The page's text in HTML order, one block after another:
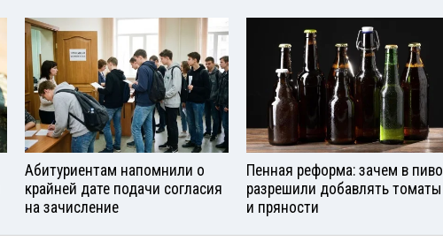
Абитуриентам напомнили о
крайней дате подачи согласия
на зачисление
Пенная реформа: зачем в пиво
разрешили добавлять томаты
и пряности